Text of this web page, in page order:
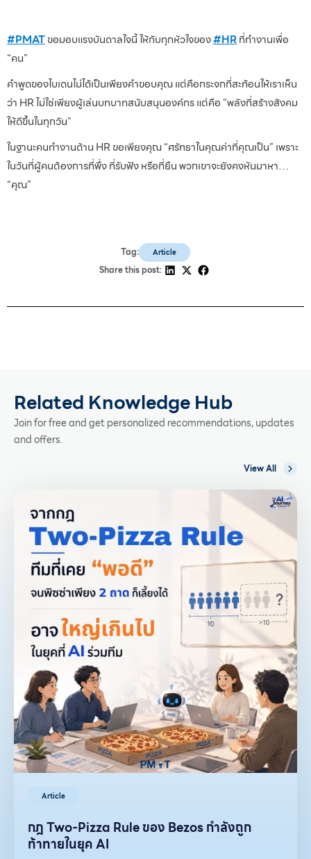
#PMATขอมอบแรงบันดาลใจนี้ ให้กับทุกหัวใจของ#HRที่ทำงานเพื่อ
“คน”
คำพูดของไบเดนไม่ได้เป็นเพียงคำขอบคุณ แต่คือกระจกที่สะท้อนให้เราเห็น
ว่า HR ไม่ใช่เพียงผู้เล่นบทบาทสนับสนุนองค์กร แต่คือ "พลังที่สร้างสังคม
ให้ดีขึ้นในทุกวัน"
ในฐานะคนทำงานด้าน HR ขอเพียงคุณ “ศรัทธาในคุณค่าที่คุณเป็น” เพราะ
ในวันที่ผู้คนต้องการที่พึ่ง ที่รับฟัง หรือที่ยืน พวกเขาจะยังคงหันมาหา…
“คุณ”
Tag: Article
Share this post:
Related Knowledge Hub
Join for free and get personalized recommendations, updates
and offers.
View All
Article
กฎ Two-Pizza Rule ของ Bezos กำลังถูก
ท้าทายในยุค AI